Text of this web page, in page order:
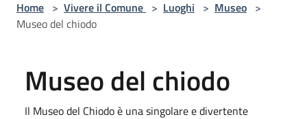
Home > Vivere il Comune > Luoghi > Museo >
Museo del chiodo
Museo del chiodo
Il Museo del Chiodo è una singolare e divertente